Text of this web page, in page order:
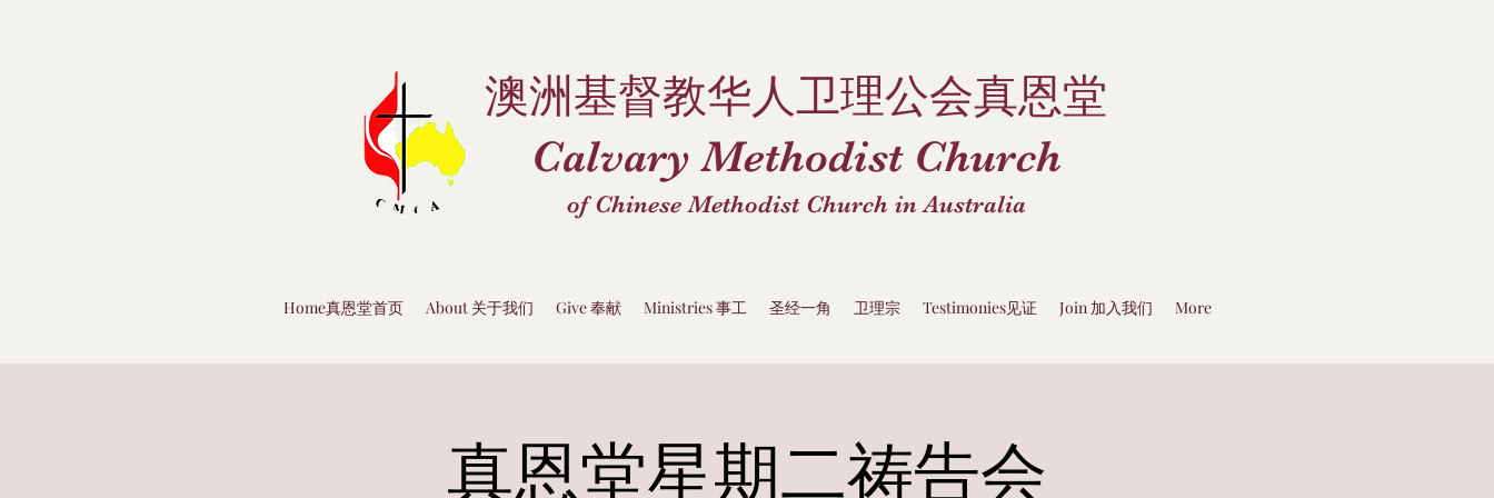
澳洲基督教华人卫理公会真恩堂
Calvary Methodist Church
of Chinese Methodist Church in Australia
Home真恩堂首页 About 关于我们 Give 奉献 Ministries 事工 圣经一角 卫理宗 Testimonies见证 Join 加入我们 More
真恩堂星期二祷告会